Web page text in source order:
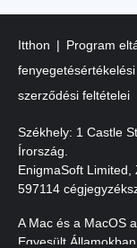
Itthon Program
szerződési feltételei
Székhely: 1 Castle
Írország.
EnigmaSoft Limited,
597114
A Mac és a MacOS
Egyesült